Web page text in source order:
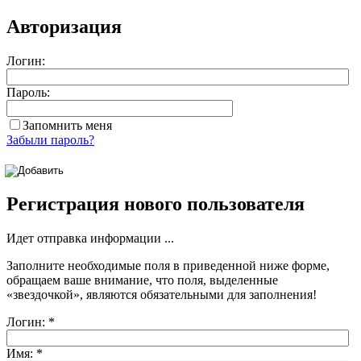
Авторизация
Логин:
Пароль:
Запомнить меня
Забыли пароль?
Регистрация нового пользователя
Идет отправка информации ...
Заполните необходимые поля в приведенной ниже форме,
обращаем ваше внимание, что поля, выделенные
«звездочкой», являются обязательными для заполнения!
Логин: *
Имя: *